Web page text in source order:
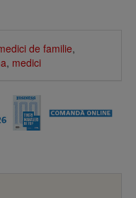
de familie,
, medici